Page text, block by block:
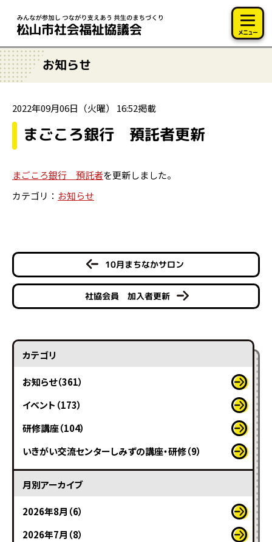
メニュー
お知らせ
2022年09月06日（火曜） 16:52掲載
まごころ銀行 預託者更新
まごころ銀行 預託者を更新しました。
カテゴリ： お知らせ
10月まちなかサロン
社協会員 加入者更新
カテゴリ
お知らせ（361）
イベント（173）
研修講座（104）
いきがい交流センターしみずの講座・研修（9）
月別アーカイブ
2026年8月（6）
2026年7月（8）